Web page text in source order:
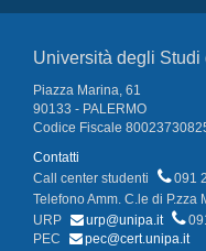
Università degli Studi
Piazza Marina, 61
90133 - PALERMO
Codice Fiscale
Contatti
Call center studenti
091
Telefono Amm. C.le di P.zza
URP
urp@unipa.it
PEC
pec@cert.unipa.it